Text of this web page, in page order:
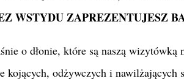
WSTYDU ZAPREZENTUJESZ
o dłonie, które są naszą
kojących, odżywczych i